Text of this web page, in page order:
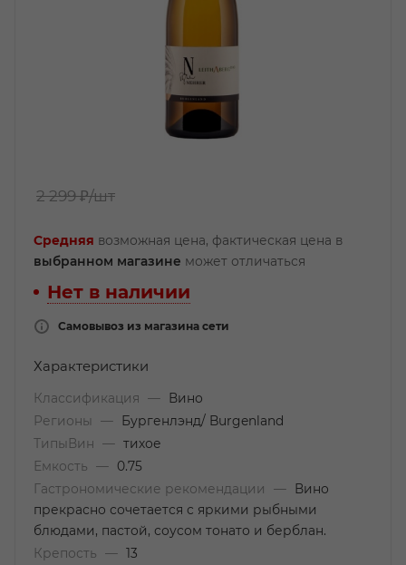
2 299 ₽/шт
Средняя возможная цена, фактическая цена в
выбранном магазине может отличаться
Нет в наличии
Самовывоз из магазина сети
Характеристики
Классификация —
Вино
Регионы
—
Бургенлэнд/ Burgenland
ТипыВин
— тихое
Емкость
—
0.75
Гастрономические рекомендации
—
Вино
прекрасно сочетается с яркими рыбными
блюдами, пастой, соусом тонато и берблан.
Крепость
— 13